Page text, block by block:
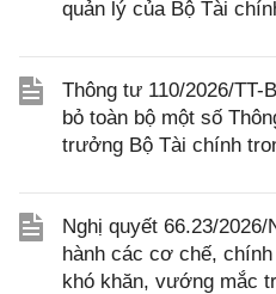
quản lý của Bộ Tài
Thông tư 110/2026/TT-
bỏ toàn bộ một số
trưởng Bộ Tài chính
Nghị quyết 66.23/
hành các cơ chế,
khó khăn, vướng mắc